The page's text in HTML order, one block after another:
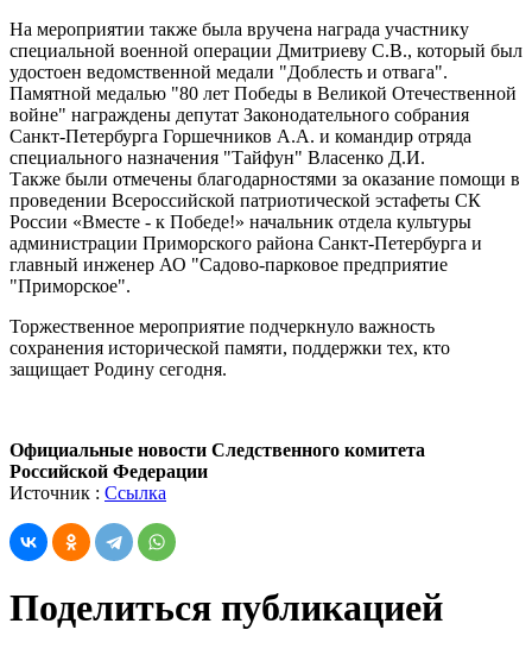
На мероприятии также была вручена награда участнику
специальной военной операции Дмитриеву С.В., который был
удостоен ведомственной медали "Доблесть и отвага".
Памятной медалью "80 лет Победы в Великой Отечественной
войне" награждены депутат Законодательного собрания
Санкт-Петербурга Горшечников А.А. и командир отряда
специального назначения "Тайфун" Власенко Д.И.
Также были отмечены благодарностями за оказание помощи в
проведении Всероссийской патриотической эстафеты СК
России «Вместе - к Победе!» начальник отдела культуры
администрации Приморского района Санкт-Петербурга и
главный инженер АО "Садово-парковое предприятие
"Приморское".
Торжественное мероприятие подчеркнуло важность
сохранения исторической памяти, поддержки тех, кто
защищает Родину сегодня.
Официальные новости Следственного комитета
Российской Федерации
Источник : Ссылка
Поделиться публикацией